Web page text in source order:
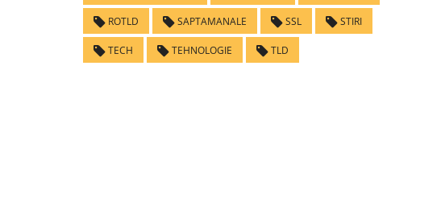
ROTLD SAPTAMANALE SSL STIRI
TECH TEHNOLOGIE TLD